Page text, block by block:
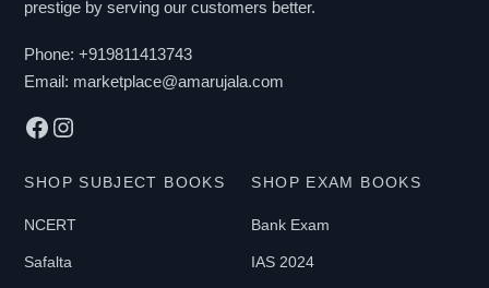
prestige by serving our customers better.
Phone:+919811413743
Email: marketplace@amarujala.com
Facebook
Instagram
SHOP SUBJECT BOOKS
NCERT
Safalta
SHOP EXAM BOOKS
Bank Exam
IAS 2024